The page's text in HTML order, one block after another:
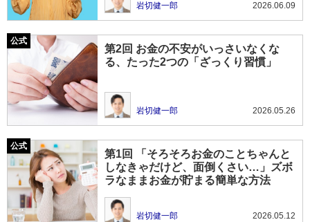
岩切健一郎 2026.06.09
第2回 お金の不安がいっさいなくな
る、たった2つの「ざっくり習慣」
岩切健一郎 2026.05.26
第1回 「そろそろお金のことちゃんと
しなきゃだけど、面倒くさい…」ズボ
ラなままお金が貯まる簡単な方法
岩切健一郎 2026.05.12